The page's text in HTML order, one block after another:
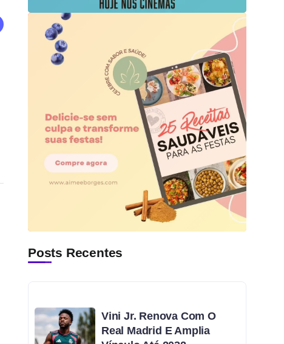
Posts Recentes
Vini Jr. Renova Com O
Real Madrid E Amplia